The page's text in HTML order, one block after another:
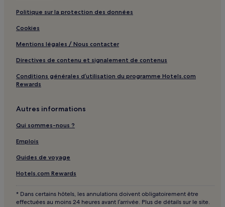
Politique sur la protection des données
Cookies
Mentions légales / Nous contacter
Directives de contenu et signalement de contenus
Conditions générales d’utilisation du programme Hotels.com
Rewards
Autres informations
Qui sommes-nous ?
Emplois
Guides de voyage
Hotels.com Rewards
* Dans certains hôtels, les annulations doivent obligatoirement être
effectuées au moins 24 heures avant l’arrivée. Plus de détails sur le site.